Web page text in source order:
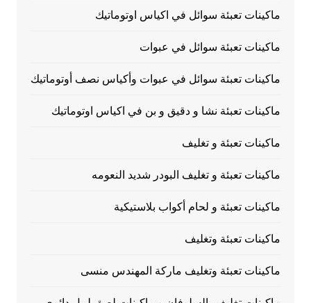
ماكينات تعبئة سوائل في اكياس اوتوماتيك
ماكينات تعبئة سوائل في عبوات
ماكينات تعبئة سوائل في عبوات وأكياس نصف أوتوماتيك
ماكينات تعبئة نشا و دقيق و بن في اكياس اوتوماتيك
ماكينات تعبئة و تغليف
ماكينات تعبئة و تغليف البودر شديد النعومه
ماكينات تعبئة و لحام أكواب بلاستيكية
ماكينات تعبئة وتغليف
ماكينات تعبئة وتغليف ماركة المهندس منسى